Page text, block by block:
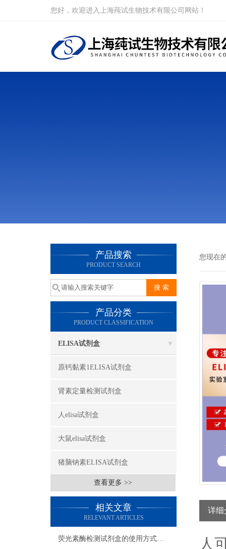
您好，欢迎进入上海莼试生物技术有限公司网站！
产品搜索
PRODUCT SEARCH
产品分类
PRODUCT CLASSIFICATION
ELISA试剂盒
原钙黏素1ELISA试剂盒
肾素定量检测试剂盒
人elisa试剂盒
大鼠elisa试剂盒
猪脑钠素ELISA试剂盒
查看更多 >>
相关文章
RELEVANT ARTICLES
荧光素酶检测试剂盒的使用方式可别说不知道
您现在
详细
人